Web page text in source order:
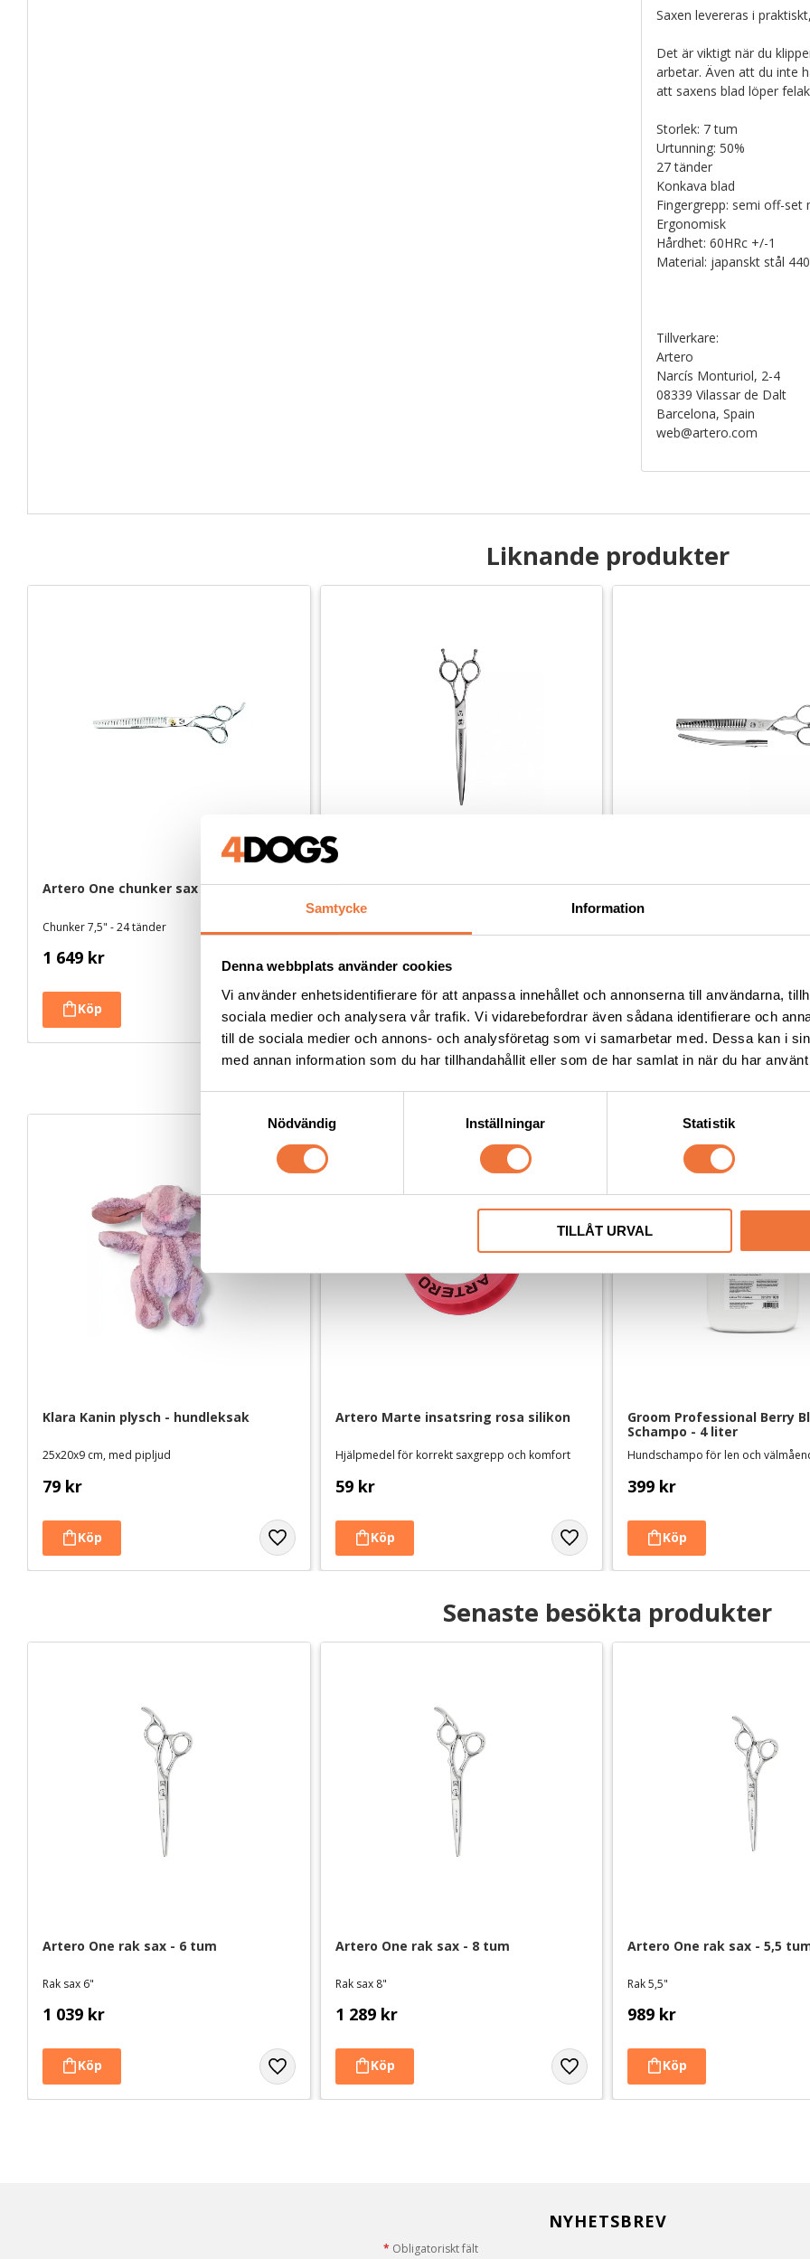
Samtycke Information
Denna webbplats använder cookies
Vi använder enhetsidentifierare för att anpassa innehållet och annonserna till användarna,
sociala medier och analysera vår trafik. Vi vidarebefordrar även sådana identifierare och
till de sociala medier och annons- och analysföretag som vi samarbetar med. Dessa kan i
med annan information som du har tillhandahållit eller som de har samlat in när du har
c
k
e
s
v
Nödvändig Inställningar Statistik
TILLÅT URVAL
Saxen levereras i
Det är viktigt när du
arbetar. Även att du inte
att saxens blad löper
Storlek: 7 tum
Urtunning: 50%
27 tänder
Konkava blad
Fingergrepp: semi off-set
Ergonomisk
Hårdhet: 60HRc +/-1
Material: japanskt stål
Tillverkare:
Artero
Narcís Monturiol, 2-4
08339 Vilassar de Dalt
Barcelona, Spain
web@artero.com
Liknande produkter
Artero One chunker sax - 7,5 tum
Chunker 7,5" - 24 tänder
1 649 kr
Artero One böjd sax för vänsterhänta
- 8 tum
1 499 kr
Artero Slalom chunker böjd
tum
Andra köpte även
Klara Kanin plysch - hundleksak
25x20x9 cm, med pipljud
79 kr
Artero Marte insatsring rosa silikon
Hjälpmedel för korrekt saxgrepp och komfort
59 kr
Groom Professional Berry
Schampo - 4 liter
399 kr
Senaste besökta produkter
Artero One rak sax - 6 tum
Rak sax 6"
1 039 kr
Artero One rak sax - 8 tum
Rak sax 8"
1 289 kr
Artero One rak sax - 5,5
Rak 5,5"
989 kr
NYHETSBREV
* Obligatoriskt fält